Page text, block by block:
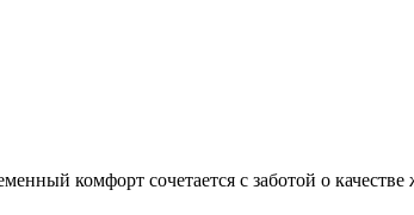
комфорт сочетается с заботой о